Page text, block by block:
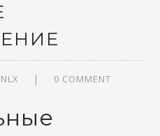
0 COMMENT